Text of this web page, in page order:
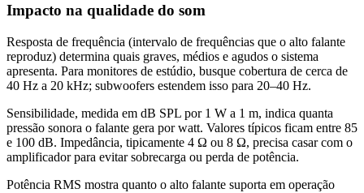
Impacto na qualidade do som
Resposta de frequência (intervalo de frequências que o alto falante
reproduz) determina quais graves, médios e agudos o sistema
apresenta. Para monitores de estúdio, busque cobertura de cerca de
40 Hz a 20 kHz; subwoofers estendem isso para 20–40 Hz.
Sensibilidade, medida em dB SPL por 1 W a 1 m, indica quanta
pressão sonora o falante gera por watt. Valores típicos ficam entre 85
e 100 dB. Impedância, tipicamente 4 Ω ou 8 Ω, precisa casar com o
amplificador para evitar sobrecarga ou perda de potência.
Potência RMS mostra quanto o alto falante suporta em operação